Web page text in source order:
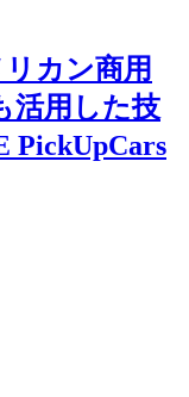
カン商用
活用した技
PickUpCars